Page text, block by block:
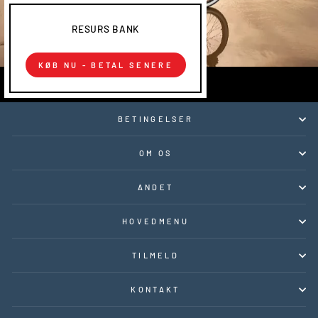
RESURS BANK
KØB NU - BETAL SENERE
BETINGELSER
OM OS
ANDET
HOVEDMENU
TILMELD
KONTAKT